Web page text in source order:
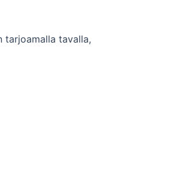
tarjoamalla tavalla,